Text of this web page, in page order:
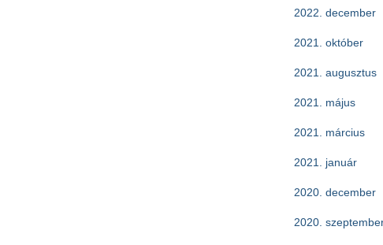
2022. december
2021. október
2021. augusztus
2021. május
2021. március
2021. január
2020. december
2020.